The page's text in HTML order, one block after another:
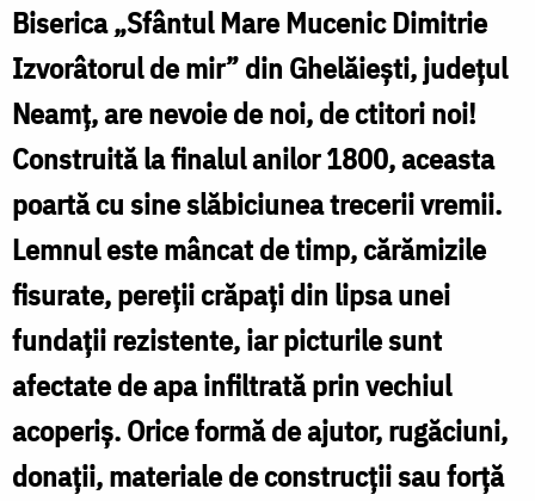
Hristos!
Donează
pentru
consolidarea
bisericii
Ghelăiești!
Biserica „Sfântul Mare Mucenic Dimitrie
Izvorâtorul de mir” din Ghelăiești, județul
Neamț, are nevoie de noi, de ctitori noi!
Construită la finalul anilor 1800, aceasta
poartă cu sine slăbiciunea trecerii vremii.
Lemnul este mâncat de timp, cărămizile
fisurate, pereții crăpați din lipsa unei
fundații rezistente, iar picturile sunt
afectate de apa infiltrată prin vechiul
acoperiș. Orice formă de ajutor, rugăciuni,
donații, materiale de construcții sau forță